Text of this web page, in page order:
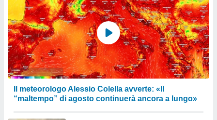
Il meteorologo Alessio Colella avverte: «Il
“maltempo” di agosto continuerà ancora a lungo»